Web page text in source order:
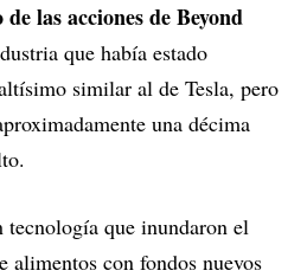
las acciones de Beyond
que había estado
similar al de Tesla, pero
una décima
tecnología que inundaron el
alimentos con fondos nuevos